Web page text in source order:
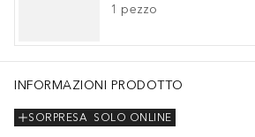
1 pezzo
INFORMAZIONI PRODOTTO
SOLO ONLINE
SORPRESA